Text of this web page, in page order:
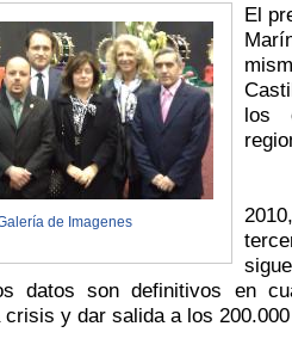
de Imagenes
El
los
datos son definitivos en
y dar salida a los